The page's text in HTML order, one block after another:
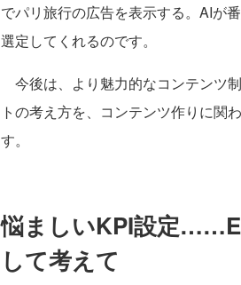
でパリ旅行の広告を表示する。AIが
選定してくれるのです。
今後は、より魅力的なコンテンツ
トの考え方を、コンテンツ作りに関
す。
悩ましいKPI設定
して考えて